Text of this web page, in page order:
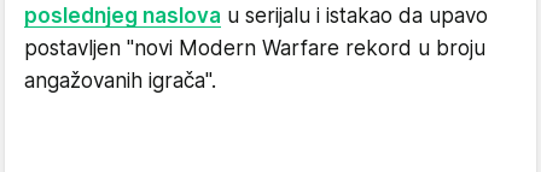
poslednjeg naslova u serijalu i istakao da upavo
postavljen "novi Modern Warfare rekord u broju
angažovanih igrača".